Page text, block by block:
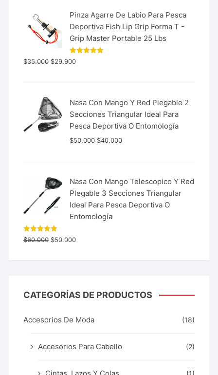
Pinza Agarre De Labio Para Pesca
Deportiva Fish Lip Grip Forma T -
Grip Master Portable 25 Lbs
Valorado
con
$35.000 $29.900
Nasa Con Mango Y Red Plegable 2
Secciones Triangular Ideal Para
Pesca Deportiva O Entomología
$50.000 $40.000
Nasa Con Mango Telescopico Y Red
Plegable 3 Secciones Triangular
Ideal Para Pesca Deportiva O
Entomología
Valorado
con 5.00
$60.000 $50.000
CATEGORÍAS DE PRODUCTOS
Accesorios De Moda (18)
Accesorios Para Cabello (2)